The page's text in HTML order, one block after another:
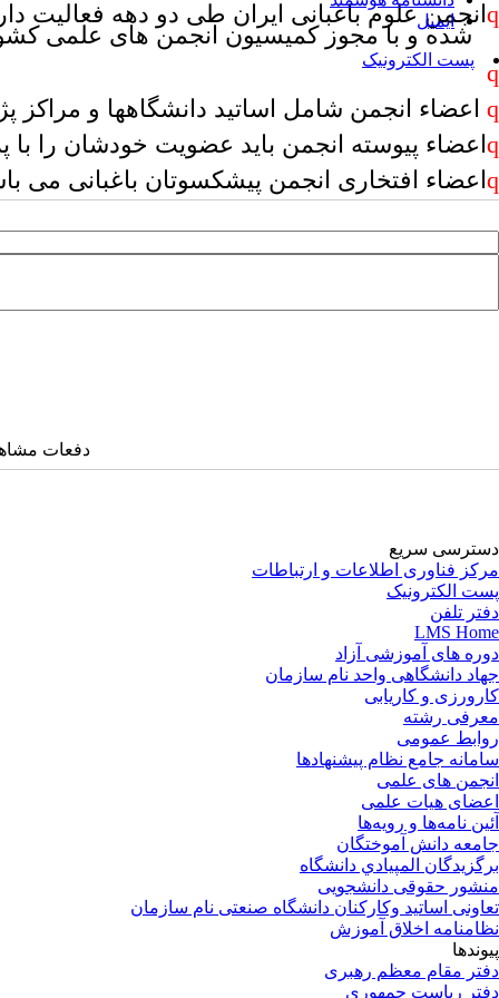
ایمیل
پست الکترونیک
qانجمن علوم باغبانی ایران طی دو دهه فعالیت
شده و با مجوز کمیسیون انجمن های علمی
q
q اعضاء انجمن شامل اساتید دانشگاهها و مراکز
qاعضاء پیوسته انجمن باید عضویت خودشان را
qاعضاء افتخاری انجمن پیشکسوتان باغبانی می
دفعات مشاهده:
دسترسی سریع
مرکز فناوری اطلاعات و ارتباطات
پست الکترونیک
دفتر تلفن
LMS Home
دوره های آموزشی آزاد
جهاد دانشگاهی واحد نام سازمان
کارورزی و کاریابی
معرفی رشته
روابط عمومی
سامانه جامع نظام پیشنهادها
انجمن های علمی
اعضای هیات علمی
آئین نامه‌ها و رویه‌ها
جامعه دانش آموختگان
برگزيدگان المپيادي دانشگاه
منشور حقوقی دانشجویی
تعاونی اساتید وکارکنان دانشگاه صنعتی نام سازمان
نظامنامه اخلاق آموزش
پیوندها
دفتر مقام معظم رهبری
دفتر ریاست جمهوری